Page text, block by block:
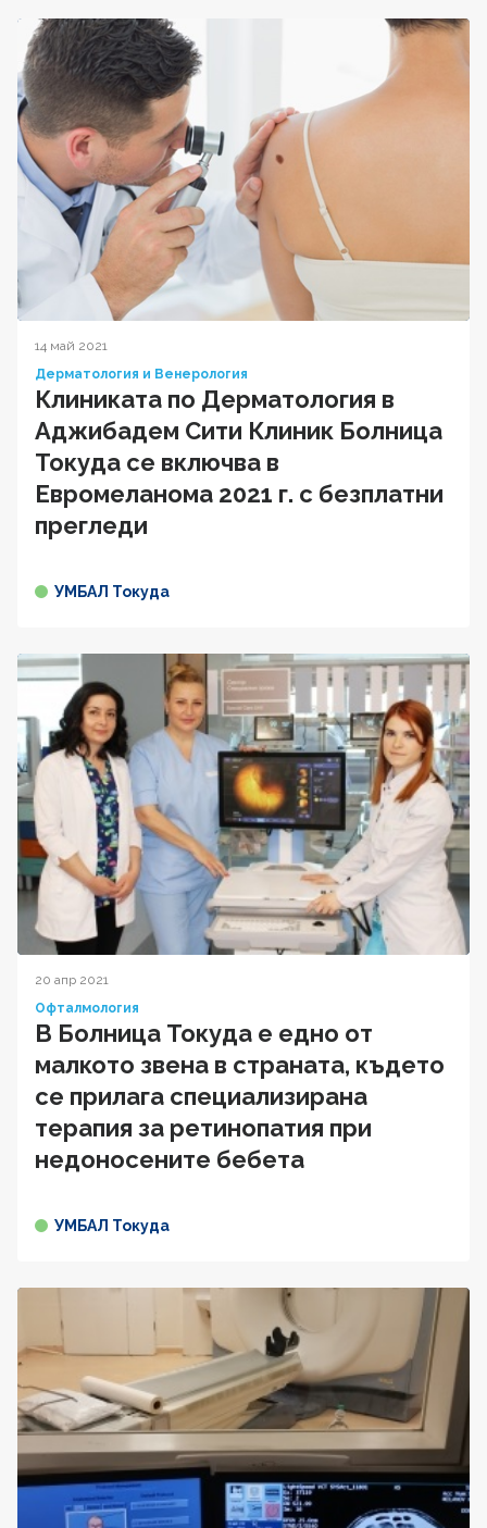
14 май 2021
Дерматология и Венерология
Клиниката по Дерматология в
Аджибадем Сити Клиник Болница
Токуда се включва в
Евромеланома 2021 г. с безплатни
прегледи
УМБАЛ Токуда
20 апр 2021
Офталмология
В Болница Токуда е едно от
малкото звена в страната, където
се прилага специализирана
терапия за ретинопатия при
недоносените бебета
УМБАЛ Токуда